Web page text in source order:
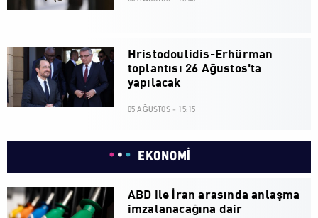
Hristodoulidis-Erhürman
toplantısı 26 Ağustos'ta
yapılacak
05 AĞUSTOS - 15:15
EKONOMİ
ABD ile İran arasında anlaşma
imzalanacağına dair